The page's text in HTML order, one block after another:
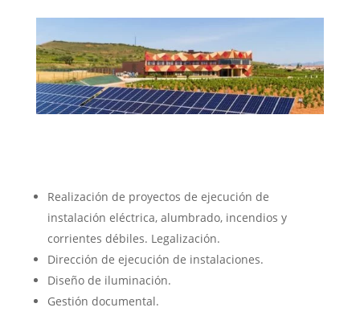
Realización de proyectos de ejecución de
instalación eléctrica, alumbrado, incendios y
corrientes débiles. Legalización.
Dirección de ejecución de instalaciones.
Diseño de iluminación.
Gestión documental.